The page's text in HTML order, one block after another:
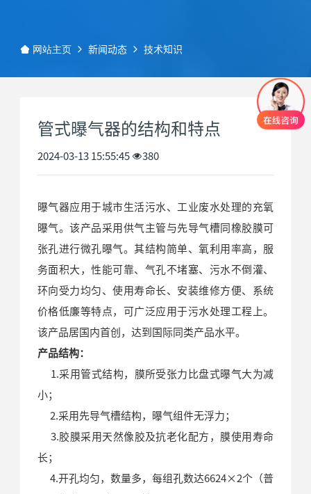
网站主页 新闻动态 技术知识
管式曝气器的结构和特点
2024-03-13 15:55:45 380
曝气器应用于城市生活污水、工业废水处理的充氧
曝气。该产品采用供气主管与先导气槽同橡胶膜可
张孔进行微孔曝气。其结构简单、氧利用率高，服
务面积大，性能可靠、气孔不堵塞、污水不倒灌、
环向受力均匀、使用寿命长、安装维修方便、系统
价格低廉等特点，可广泛应用于污水处理工程上。
该产品居国内首创，达到国际同类产品水平。
产品结构：
1.采用管式结构，膜所受张力比盘式曝气大为减
小；
2.采用先导气槽结构，曝气组件无浮力；
3.胶膜采用天然像胶及抗老化配方，膜使用寿命
长；
4.开孔均匀，数量多，每组孔数达6624×2个（普